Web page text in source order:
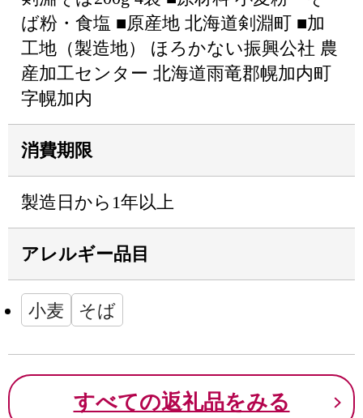
ば粉・食塩 ■原産地 北海道剣淵町 ■加
工地（製造地） ほろかない振興公社 農
産加工センター 北海道雨竜郡幌加内町
字幌加内
消費期限
製造日から1年以上
アレルギー品目
小麦 そば
すべての返礼品をみる